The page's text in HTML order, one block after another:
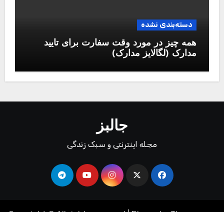
دسته‌بندی نشده
همه چیز در مورد وقت سفارت برای تایید
مدارک (لگالایز مدارک)
جالبز
مجله اینترنتی و سبک زندگی